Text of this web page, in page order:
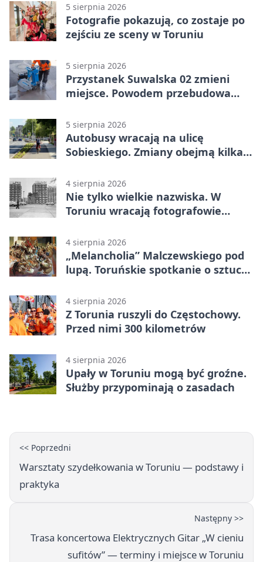
5 sierpnia 2026
Fotografie pokazują, co zostaje po
zejściu ze sceny w Toruniu
5 sierpnia 2026
Przystanek Suwalska 02 zmieni
miejsce. Powodem przebudowa
5 sierpnia 2026
Autobusy wracają na ulicę
Sobieskiego. Zmiany obejmą kilka
4 sierpnia 2026
Nie tylko wielkie nazwiska. W
Toruniu wracają fotografowie
4 sierpnia 2026
„Melancholia” Malczewskiego pod
lupą. Toruńskie spotkanie o sztuce i
4 sierpnia 2026
Z Torunia ruszyli do Częstochowy.
Przed nimi 300 kilometrów
4 sierpnia 2026
Upały w Toruniu mogą być groźne.
Służby przypominają o zasadach
<< Poprzedni
Warsztaty szydełkowania w Toruniu — podstawy i
praktyka
Następny >>
Trasa koncertowa Elektrycznych Gitar „W cieniu
sufitów” — terminy i miejsce w Toruniu